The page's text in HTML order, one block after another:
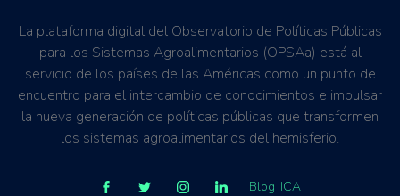
La plataforma digital del Observatorio de Políticas Públicas
para los Sistemas Agroalimentarios (OPSAa) está al
servicio de los países de las Américas como un punto de
encuentro para el intercambio de conocimientos e impulsar
la nueva generación de políticas públicas que transformen
los sistemas agroalimentarios del hemisferio.
Blog IICA